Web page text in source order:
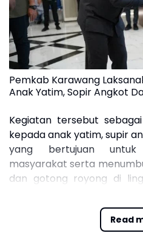
Read
Pemkab Karawang
Anak Yatim, Sopir Angkot
Kegiatan tersebut
kepada anak yatim, supir
yang bertujuan untuk
masyarakat serta
dan gotong royong di
Adapun santunan yang